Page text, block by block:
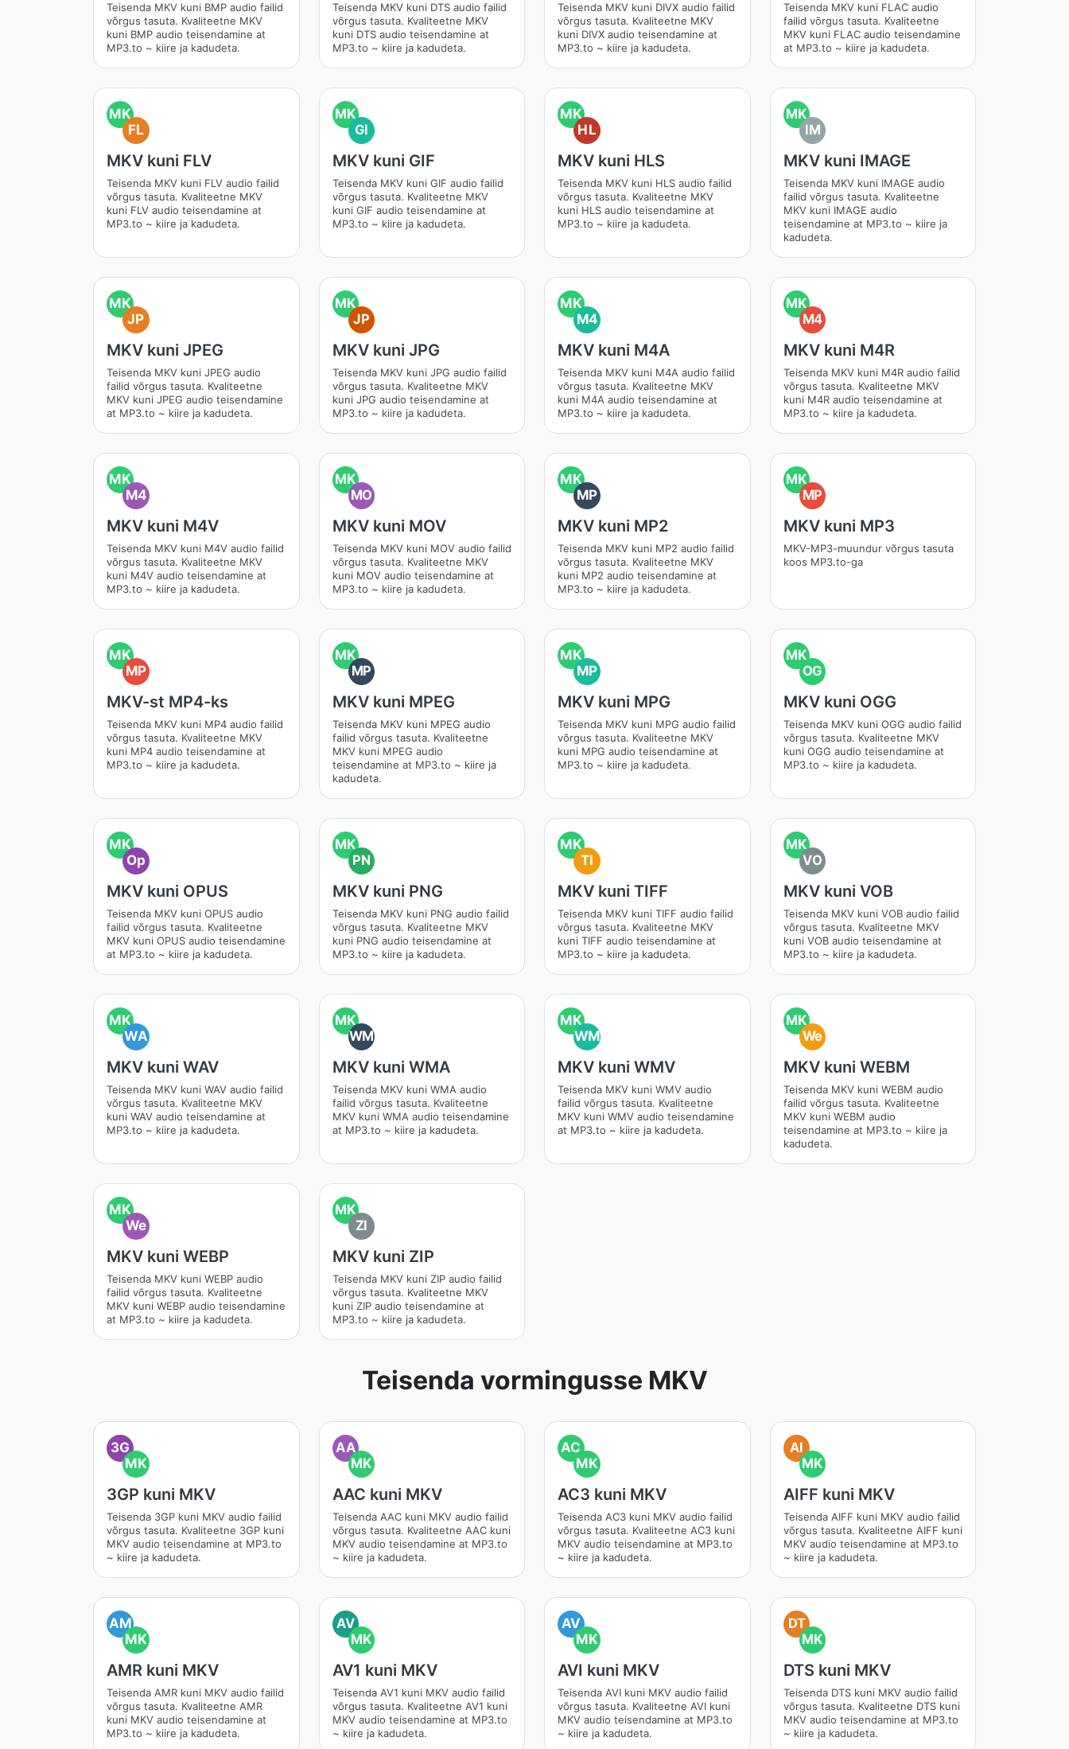
Teisenda MKV kuni BMP audio failid
võrgus tasuta. Kvaliteetne MKV
kuni BMP audio teisendamine at
MP3.to ~ kiire ja kadudeta.
Teisenda MKV kuni DTS audio failid
võrgus tasuta. Kvaliteetne MKV
kuni DTS audio teisendamine at
MP3.to ~ kiire ja kadudeta.
Teisenda MKV kuni DIVX audio failid
võrgus tasuta. Kvaliteetne MKV
kuni DIVX audio teisendamine at
MP3.to ~ kiire ja kadudeta.
Teisenda MKV kuni FLAC audio
failid võrgus tasuta. Kvaliteetne
MKV kuni FLAC audio teisendamine
at MP3.to ~ kiire ja kadudeta.
MK
FL
MKV kuni FLV
Teisenda MKV kuni FLV audio failid
võrgus tasuta. Kvaliteetne MKV
kuni FLV audio teisendamine at
MP3.to ~ kiire ja kadudeta.
MK
GI
MKV kuni GIF
Teisenda MKV kuni GIF audio failid
võrgus tasuta. Kvaliteetne MKV
kuni GIF audio teisendamine at
MP3.to ~ kiire ja kadudeta.
MK
HL
MKV kuni HLS
Teisenda MKV kuni HLS audio failid
võrgus tasuta. Kvaliteetne MKV
kuni HLS audio teisendamine at
MP3.to ~ kiire ja kadudeta.
MK
IM
MKV kuni IMAGE
Teisenda MKV kuni IMAGE audio
failid võrgus tasuta. Kvaliteetne
MKV kuni IMAGE audio
teisendamine at MP3.to ~ kiire ja
kadudeta.
MK
JP
MKV kuni JPEG
Teisenda MKV kuni JPEG audio
failid võrgus tasuta. Kvaliteetne
MKV kuni JPEG audio teisendamine
at MP3.to ~ kiire ja kadudeta.
MK
JP
MKV kuni JPG
Teisenda MKV kuni JPG audio failid
võrgus tasuta. Kvaliteetne MKV
kuni JPG audio teisendamine at
MP3.to ~ kiire ja kadudeta.
MK
M4
MKV kuni M4A
Teisenda MKV kuni M4A audio failid
võrgus tasuta. Kvaliteetne MKV
kuni M4A audio teisendamine at
MP3.to ~ kiire ja kadudeta.
MK
M4
MKV kuni M4R
Teisenda MKV kuni M4R audio failid
võrgus tasuta. Kvaliteetne MKV
kuni M4R audio teisendamine at
MP3.to ~ kiire ja kadudeta.
MK
M4
MKV kuni M4V
Teisenda MKV kuni M4V audio failid
võrgus tasuta. Kvaliteetne MKV
kuni M4V audio teisendamine at
MP3.to ~ kiire ja kadudeta.
MK
MO
MKV kuni MOV
Teisenda MKV kuni MOV audio failid
võrgus tasuta. Kvaliteetne MKV
kuni MOV audio teisendamine at
MP3.to ~ kiire ja kadudeta.
MK
MP
MKV kuni MP2
Teisenda MKV kuni MP2 audio failid
võrgus tasuta. Kvaliteetne MKV
kuni MP2 audio teisendamine at
MP3.to ~ kiire ja kadudeta.
MK
MP
MKV kuni MP3
MKV-MP3-muundur võrgus tasuta
koos MP3.to-ga
MK
MP
MKV-st MP4-ks
Teisenda MKV kuni MP4 audio failid
võrgus tasuta. Kvaliteetne MKV
kuni MP4 audio teisendamine at
MP3.to ~ kiire ja kadudeta.
MK
MP
MKV kuni MPEG
Teisenda MKV kuni MPEG audio
failid võrgus tasuta. Kvaliteetne
MKV kuni MPEG audio
teisendamine at MP3.to ~ kiire ja
kadudeta.
MK
MP
MKV kuni MPG
Teisenda MKV kuni MPG audio failid
võrgus tasuta. Kvaliteetne MKV
kuni MPG audio teisendamine at
MP3.to ~ kiire ja kadudeta.
MK
OG
MKV kuni OGG
Teisenda MKV kuni OGG audio failid
võrgus tasuta. Kvaliteetne MKV
kuni OGG audio teisendamine at
MP3.to ~ kiire ja kadudeta.
MK
Op
MKV kuni OPUS
Teisenda MKV kuni OPUS audio
failid võrgus tasuta. Kvaliteetne
MKV kuni OPUS audio teisendamine
at MP3.to ~ kiire ja kadudeta.
MK
PN
MKV kuni PNG
Teisenda MKV kuni PNG audio failid
võrgus tasuta. Kvaliteetne MKV
kuni PNG audio teisendamine at
MP3.to ~ kiire ja kadudeta.
MK
TI
MKV kuni TIFF
Teisenda MKV kuni TIFF audio failid
võrgus tasuta. Kvaliteetne MKV
kuni TIFF audio teisendamine at
MP3.to ~ kiire ja kadudeta.
MK
VO
MKV kuni VOB
Teisenda MKV kuni VOB audio failid
võrgus tasuta. Kvaliteetne MKV
kuni VOB audio teisendamine at
MP3.to ~ kiire ja kadudeta.
MK
WA
MKV kuni WAV
Teisenda MKV kuni WAV audio failid
võrgus tasuta. Kvaliteetne MKV
kuni WAV audio teisendamine at
MP3.to ~ kiire ja kadudeta.
MK
WM
MKV kuni WMA
Teisenda MKV kuni WMA audio
failid võrgus tasuta. Kvaliteetne
MKV kuni WMA audio teisendamine
at MP3.to ~ kiire ja kadudeta.
MK
WM
MKV kuni WMV
Teisenda MKV kuni WMV audio
failid võrgus tasuta. Kvaliteetne
MKV kuni WMV audio teisendamine
at MP3.to ~ kiire ja kadudeta.
MK
We
MKV kuni WEBM
Teisenda MKV kuni WEBM audio
failid võrgus tasuta. Kvaliteetne
MKV kuni WEBM audio
teisendamine at MP3.to ~ kiire ja
kadudeta.
MK
We
MKV kuni WEBP
Teisenda MKV kuni WEBP audio
failid võrgus tasuta. Kvaliteetne
MKV kuni WEBP audio teisendamine
at MP3.to ~ kiire ja kadudeta.
MK
ZI
MKV kuni ZIP
Teisenda MKV kuni ZIP audio failid
võrgus tasuta. Kvaliteetne MKV
kuni ZIP audio teisendamine at
MP3.to ~ kiire ja kadudeta.
Teisenda vormingusse MKV
3G
MK
3GP kuni MKV
Teisenda 3GP kuni MKV audio failid
võrgus tasuta. Kvaliteetne 3GP kuni
MKV audio teisendamine at MP3.to
~ kiire ja kadudeta.
AA
MK
AAC kuni MKV
Teisenda AAC kuni MKV audio failid
võrgus tasuta. Kvaliteetne AAC kuni
MKV audio teisendamine at MP3.to
~ kiire ja kadudeta.
AC
MK
AC3 kuni MKV
Teisenda AC3 kuni MKV audio failid
võrgus tasuta. Kvaliteetne AC3 kuni
MKV audio teisendamine at MP3.to
~ kiire ja kadudeta.
AI
MK
AIFF kuni MKV
Teisenda AIFF kuni MKV audio failid
võrgus tasuta. Kvaliteetne AIFF kuni
MKV audio teisendamine at MP3.to
~ kiire ja kadudeta.
AM
MK
AMR kuni MKV
Teisenda AMR kuni MKV audio failid
võrgus tasuta. Kvaliteetne AMR
kuni MKV audio teisendamine at
MP3.to ~ kiire ja kadudeta.
AV
MK
AV1 kuni MKV
Teisenda AV1 kuni MKV audio failid
võrgus tasuta. Kvaliteetne AV1 kuni
MKV audio teisendamine at MP3.to
~ kiire ja kadudeta.
AV
MK
AVI kuni MKV
Teisenda AVI kuni MKV audio failid
võrgus tasuta. Kvaliteetne AVI kuni
MKV audio teisendamine at MP3.to
~ kiire ja kadudeta.
DT
MK
DTS kuni MKV
Teisenda DTS kuni MKV audio failid
võrgus tasuta. Kvaliteetne DTS kuni
MKV audio teisendamine at MP3.to
~ kiire ja kadudeta.